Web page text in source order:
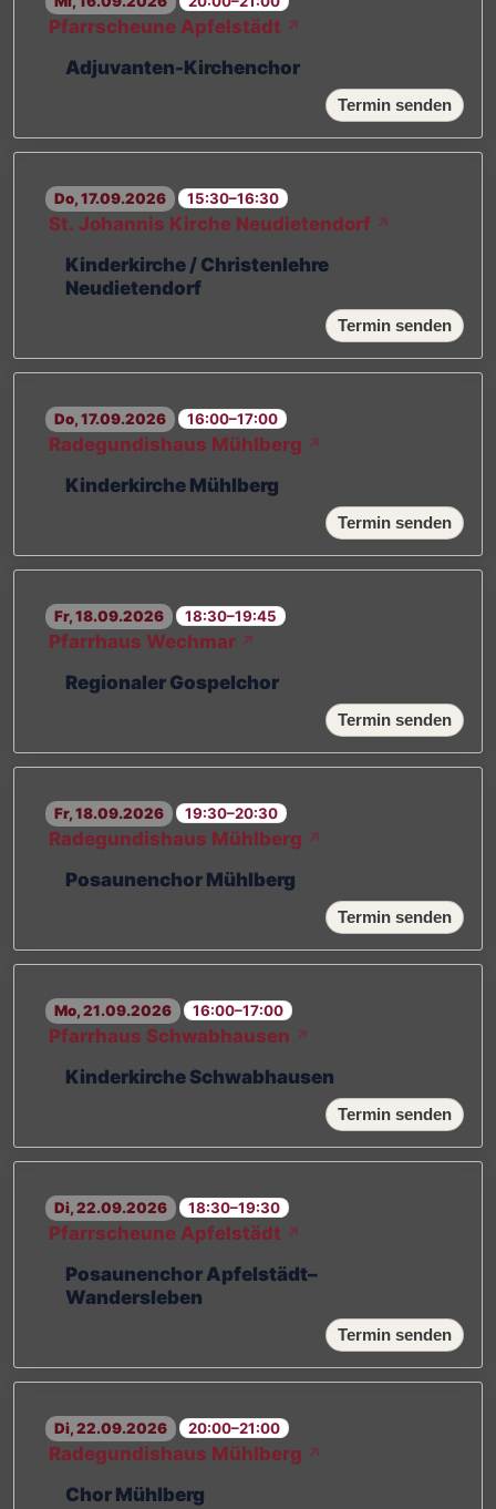
Pfarrscheune Apfelstädt ↗
Adjuvanten-Kirchenchor
Termin senden
Do, 17.09.2026 15:30–16:30
St. Johannis Kirche Neudietendorf ↗
Kinderkirche / Christenlehre
Neudietendorf
Termin senden
Do, 17.09.2026 16:00–17:00
Radegundishaus Mühlberg ↗
Kinderkirche Mühlberg
Termin senden
Fr, 18.09.2026 18:30–19:45
Pfarrhaus Wechmar ↗
Regionaler Gospelchor
Termin senden
Fr, 18.09.2026 19:30–20:30
Radegundishaus Mühlberg ↗
Posaunenchor Mühlberg
Termin senden
Mo, 21.09.2026 16:00–17:00
Pfarrhaus Schwabhausen ↗
Kinderkirche Schwabhausen
Termin senden
Di, 22.09.2026 18:30–19:30
Pfarrscheune Apfelstädt ↗
Posaunenchor Apfelstädt–
Wandersleben
Termin senden
Di, 22.09.2026 20:00–21:00
Radegundishaus Mühlberg ↗
Chor Mühlberg